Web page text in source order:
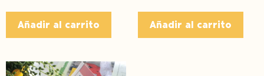
Añadir al carrito Añadir al carrito